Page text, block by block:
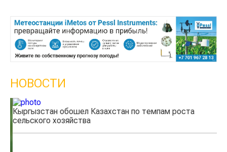
НОВОСТИ
Кыргызстан обошел Казахстан по темпам роста
сельского хозяйства